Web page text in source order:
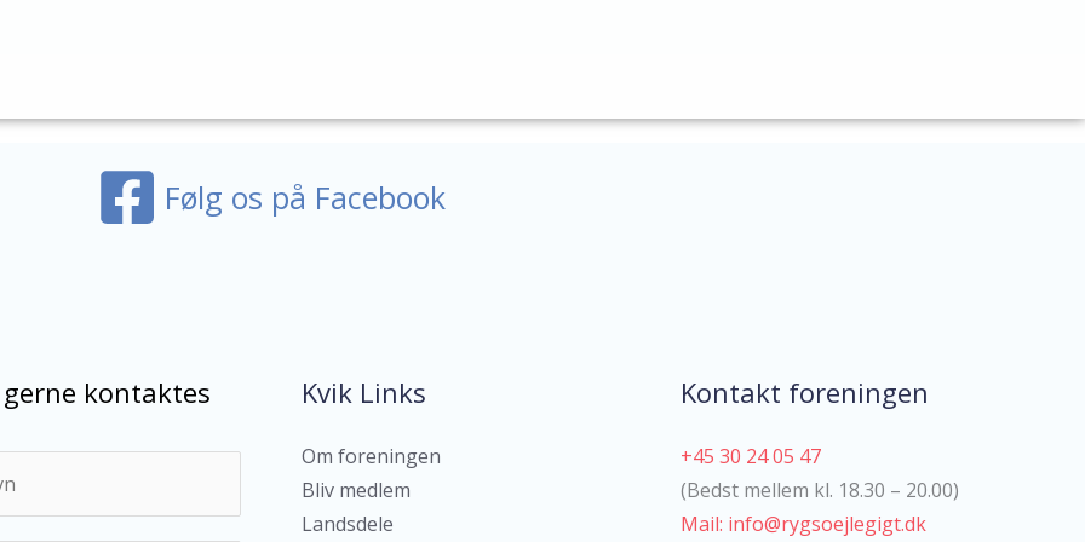
Følg os på Facebook
gerne kontaktes Kvik Links
Om foreningen
Bliv medlem
Landsdele
Kontakt foreningen
+45 30 24 05 47
(Bedst mellem kl. 18.30 – 20.00)
Mail: info@rygsoejlegigt.dk